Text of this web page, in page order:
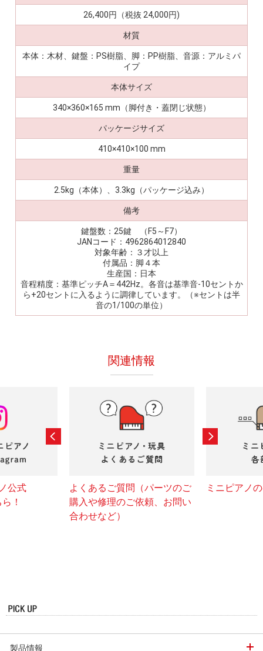
26,400円（税抜 24,000円)
材質
本体：木材、鍵盤：PS樹脂、脚：PP樹脂、音源：アルミパ
イプ
本体サイズ
340×360×165 mm（脚付き・蓋閉じ状態）
パッケージサイズ
410×410×100 mm
重量
2.5kg（本体）、3.3kg（パッケージ込み）
備考
鍵盤数：25鍵 （F5～F7）
JANコード：4962864012840
対象年齢：３才以上
付属品：脚４本
生産国：日本
音程精度：基準ピッチA＝442Hz。各音は基準音-10セントか
ら+20セントに入るように調律しています。（※セントは半
音の1/100の単位）
関連情報
公式
！
よくあるご質問（パーツのご
購入や修理のご依頼、お問い
合わせなど）
ミニピアノ
製品情報